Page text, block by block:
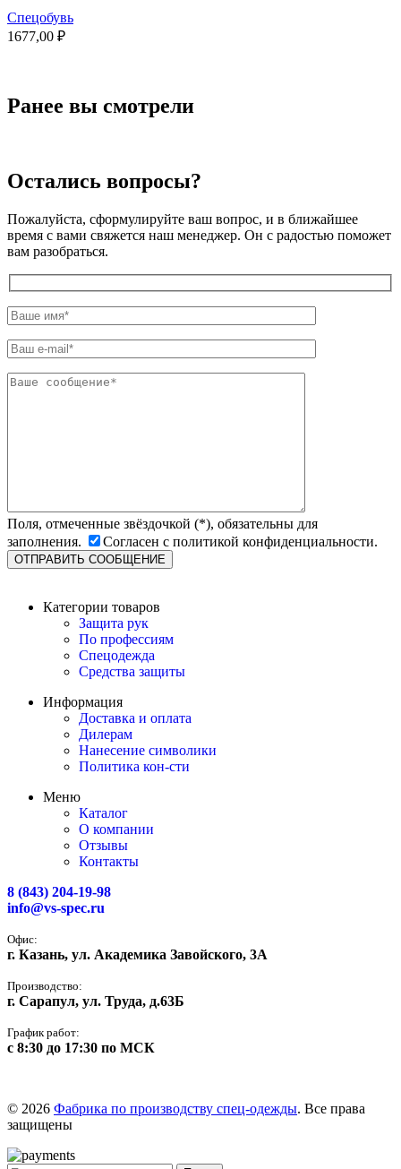
Спецобувь
1677,00 ₽
Ранее вы смотрели
Остались вопросы?
Пожалуйста, сформулируйте ваш вопрос, и в ближайшее
время с вами свяжется наш менеджер. Он с радостью поможет
вам разобраться.
Поля, отмеченные звёздочкой (*), обязательны для
заполнения.
Согласен с политикой конфиденциальности.
Категории товаров
Защита рук
По профессиям
Спецодежда
Средства защиты
Информация
Доставка и оплата
Дилерам
Нанесение символики
Политика кон-сти
Меню
Каталог
О компании
Отзывы
Контакты
8 (843) 204-19-98
info@vs-spec.ru
Офис:
г. Казань, ул. Академика Завойского, 3А
Производство:
г. Сарапул, ул. Труда, д.63Б
График работ:
с 8:30 до 17:30 по МСК
© 2026 Фабрика по производству спец-одежды. Все права
защищены